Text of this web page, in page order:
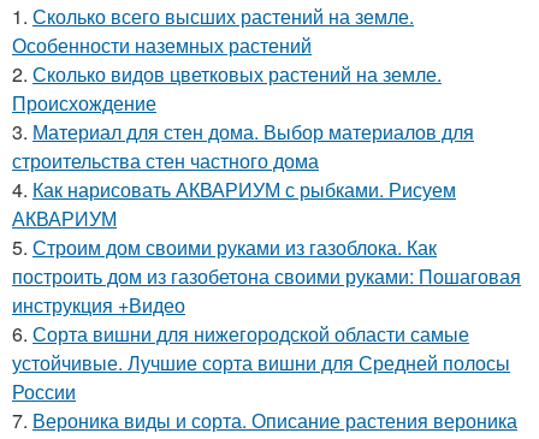
1. Сколько всего высших растений на земле.
Особенности наземных растений
2. Сколько видов цветковых растений на земле.
Происхождение
3. Материал для стен дома. Выбор материалов для
строительства стен частного дома
4. Как нарисовать АКВАРИУМ с рыбками. Рисуем
АКВАРИУМ
5. Строим дом своими руками из газоблока. Как
построить дом из газобетона своими руками: Пошаговая
инструкция +Видео
6. Сорта вишни для нижегородской области самые
устойчивые. Лучшие сорта вишни для Средней полосы
России
7. Вероника виды и сорта. Описание растения вероника